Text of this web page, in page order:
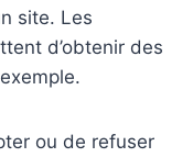
site. Les
d’obtenir des
ou de refuser